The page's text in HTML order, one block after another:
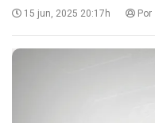
15 jun, 2025 20:17h Por